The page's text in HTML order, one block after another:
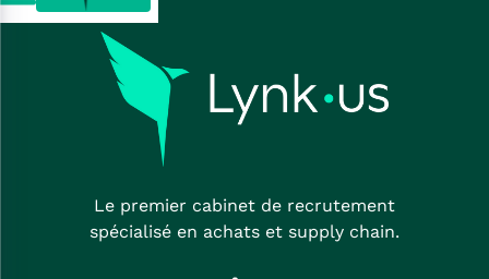
Le premier cabinet de recrutement
spécialisé en achats et supply chain.